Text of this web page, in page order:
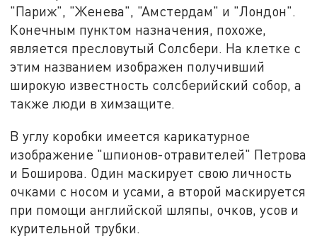
"Париж", "Женева", "Амстердам" и "Лондон".
Конечным пунктом назначения, похоже,
является пресловутый Солсбери. На клетке с
этим названием изображен получивший
широкую известность солсберийский собор, а
также люди в химзащите.
В углу коробки имеется карикатурное
изображение "шпионов-отравителей" Петрова
и Боширова. Один маскирует свою личность
очками с носом и усами, а второй маскируется
при помощи английской шляпы, очков, усов и
курительной трубки.